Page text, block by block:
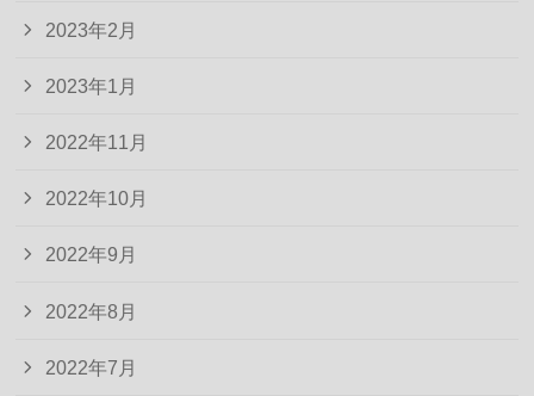
2023年2月
2023年1月
2022年11月
2022年10月
2022年9月
2022年8月
2022年7月